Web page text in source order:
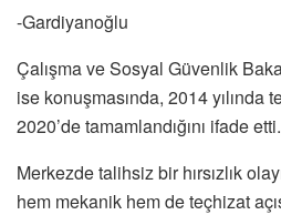
-Gardiyanoğlu
Çalışma ve Sosyal Güvenlik
ise konuşmasında, 2014 yılında
2020’de tamamlandığını ifade etti.
Merkezde talihsiz bir hırsızlık
hem mekanik hem de teçhizat